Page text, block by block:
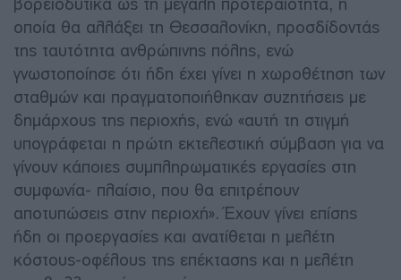
οποία θα αλλάξει τη Θεσσαλονίκη, προσδίδοντάς
της ταυτότητα ανθρώπινης πόλης, ενώ
γνωστοποίησε ότι ήδη έχει γίνει η χωροθέτηση των
σταθμών και πραγματοποιήθηκαν συζητήσεις με
δημάρχους της περιοχής, ενώ «αυτή τη στιγμή
υπογράφεται η πρώτη εκτελεστική σύμβαση για να
γίνουν κάποιες συμπληρωματικές εργασίες στη
συμφωνία- πλαίσιο, που θα επιτρέπουν
αποτυπώσεις στην περιοχή». Έχουν γίνει επίσης
ήδη οι προεργασίες και ανατίθεται η μελέτη
κόστους-οφέλους της επέκτασης και η μελέτη